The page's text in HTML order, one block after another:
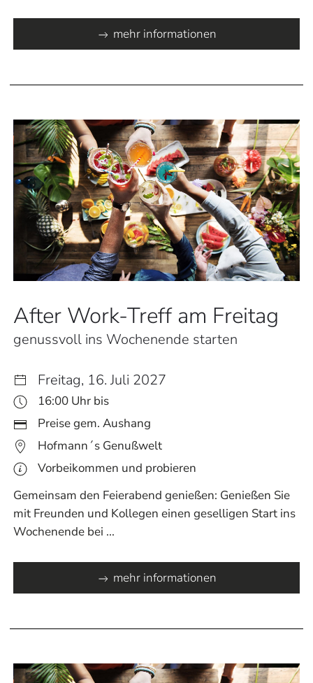
mehr informationen
After Work-Treff am Freitag
genussvoll ins Wochenende starten
Freitag, 16. Juli 2027
16:00 Uhr bis
Preise gem. Aushang
Hofmann´s Genußwelt
Vorbeikommen und probieren
Gemeinsam den Feierabend genießen: Genießen Sie
mit Freunden und Kollegen einen geselligen Start ins
Wochenende bei ...
mehr informationen